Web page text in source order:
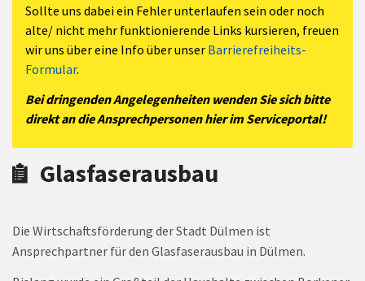
Sollte uns dabei ein Fehler unterlaufen sein oder noch
alte/ nicht mehr funktionierende Links kursieren, freuen
wir uns über eine Info über unser Barrierefreiheits-
Formular.
Bei dringenden Angelegenheiten wenden Sie sich bitte
direkt an die Ansprechpersonen hier im Serviceportal!
Glasfaserausbau
Die Wirtschaftsförderung der Stadt Dülmen ist
Ansprechpartner für den Glasfaserausbau in Dülmen.